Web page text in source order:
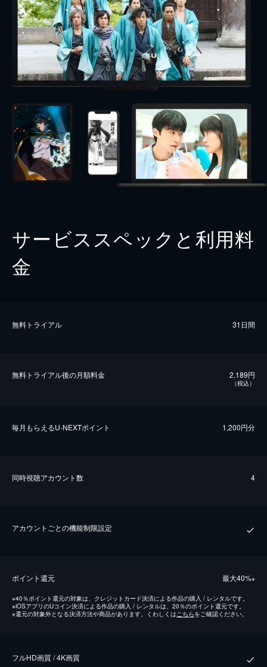
サービススペックと利用料
金
無料トライアル 31日間
無料トライアル後の⽉額料金 2,189円
（税込）
毎⽉もらえるU-NEXTポイント 1,200円分
同時視聴アカウント数 4
アカウントごとの機能制限設定
ポイント還元 最⼤40%※
※40％ポイント還元の対象は、クレジットカード決済による作品の購入 / レンタルです。
※iOSアプリのUコイン決済による作品の購入 / レンタルは、20％のポイント還元です。
※還元の対象外となる決済方法や商品があります。くわしくは こちらをご確認ください。
フルHD画質 / 4K画質